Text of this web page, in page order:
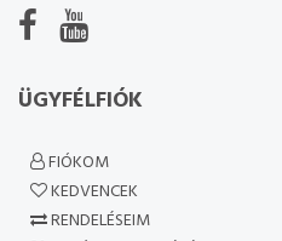
ÜGYFÉLFIÓK
FIÓKOM
KEDVENCEK
RENDELÉSEIM